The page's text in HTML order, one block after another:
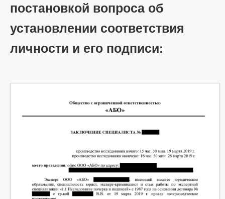
постановкой вопроса об
установлении соответствия
личности и его подписи: